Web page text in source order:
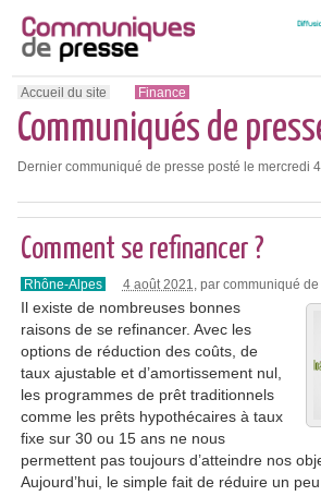
Accueil du site Finance
Communiqués de
Dernier communiqué de presse posté le mercredi
Comment se refinancer ?
Rhône-Alpes 4 août 2021 , par communiqué
Il existe de nombreuses bonnes
raisons de se refinancer. Avec les
options de réduction des coûts, de
taux ajustable et d’amortissement nul,
les programmes de prêt traditionnels
comme les prêts hypothécaires à taux
fixe sur 30 ou 15 ans ne nous
permettent pas toujours d’atteindre nos
Aujourd’hui, le simple fait de réduire un